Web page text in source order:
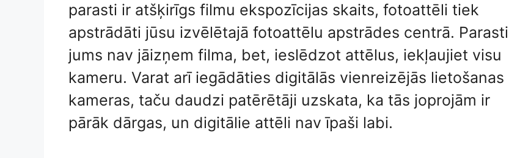
parasti ir atšķirīgs filmu ekspozīcijas skaits, fotoattēli tiek
apstrādāti jūsu izvēlētajā fotoattēlu apstrādes centrā. Parasti
jums nav jāizņem filma, bet, ieslēdzot attēlus, iekļaujiet visu
kameru. Varat arī iegādāties digitālās vienreizējās lietošanas
kameras, taču daudzi patērētāji uzskata, ka tās joprojām ir
pārāk dārgas, un digitālie attēli nav īpaši labi.